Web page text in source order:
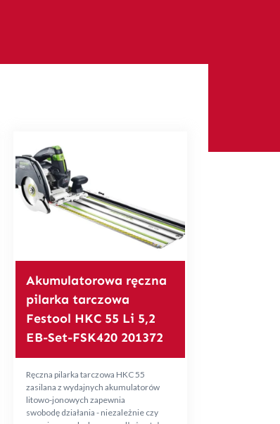
Akumulatorowa ręczna
pilarka tarczowa
Festool HKC 55 Li 5,2
EB-Set-FSK420 201372
Ręczna pilarka tarczowa HKC 55
zasilana z wydajnych akumulatorów
litowo-jonowych zapewnia
swobodę działania - niezależnie czy